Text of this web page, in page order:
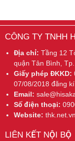
CÔNG TY TNHH
Địa chỉ: Tầng 12
quận Tân Bình, Tp.
Giấy phép ĐKKD:
07/08/2018 đăng
Email:
Số điện thoại:
Website:
LIÊN KẾT NỘI BỘ